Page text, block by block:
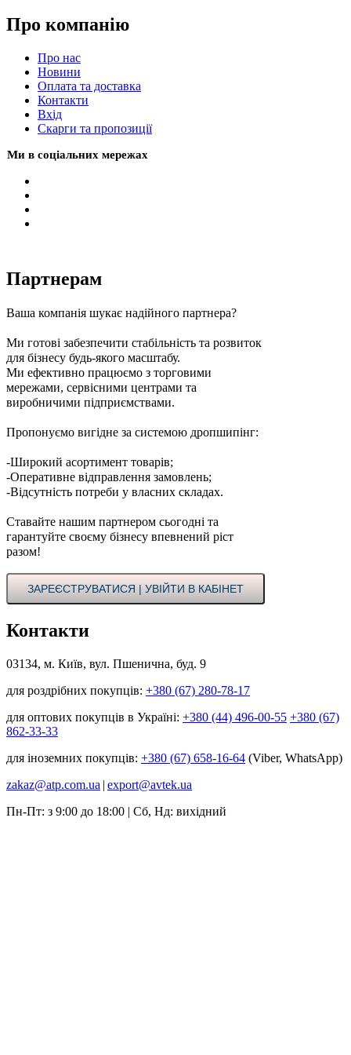
Про компанію
Про нас
Новини
Оплата та доставка
Контакти
Вхiд
Скарги та пропозиції
Ми в соціальних мережах
Партнерам
Ваша компанія шукає надійного партнера?
Ми готові забезпечити стабільність та розвиток
для бізнесу будь-якого масштабу.
Ми ефективно працюємо з торговими
мережами, сервісними центрами та
виробничими підприємствами.
Пропонуємо вигідне за системою дропшипінг:
-Широкий асортимент товарів;
-Оперативне відправлення замовлень;
-Відсутність потреби у власних складах.
Ставайте нашим партнером сьогодні та
гарантуйте своєму бізнесу впевнений ріст
разом!
ЗАРЕЄСТРУВАТИСЯ | УВІЙТИ В КАБІНЕТ
Контакти
03134, м. Київ, вул. Пшенична, буд. 9
для роздрібних покупців: +380 (67) 280-78-17
для оптових покупців в Україні: +380 (44) 496-00-55 +380 (67)
862-33-33
для іноземних покупців: +380 (67) 658-16-64 (Viber, WhatsApp)
zakaz@atp.com.ua | export@avtek.ua
Пн-Пт: з 9:00 до 18:00 | Сб, Нд: вихідний